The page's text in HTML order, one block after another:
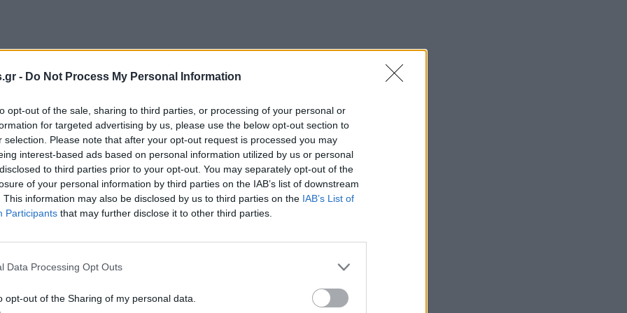
- Do Not Process My Personal Information
opt-out of the sale, sharing to third parties, or processing of your personal or
for targeted advertising by us, please use the below opt-out section to
selection. Please note that after your opt-out request is processed you may
interest-based ads based on personal information utilized by us or personal
to third parties prior to your opt-out. You may separately opt-out of the
of your personal information by third parties on the IAB’s list of downstream
This information may also be disclosed by us to third parties on the IAB’s List of
Participants that may further disclose it to other third parties.
Data Processing Opt Outs
opt-out of the Sharing of my personal data.
Maitlis παραβίασε τους κανόνες
της στο βραδινό μαγκαζίνο. Την Τετάρτη
Katie Razzall, εν μέσω
και σχολίων για λογοκρισία της Maitlis.
είπε πως η ίδια ζήτησε να πάρει ρεπό